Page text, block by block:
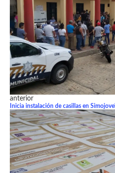
anterior
Inicia instalación de casillas en Simojovel